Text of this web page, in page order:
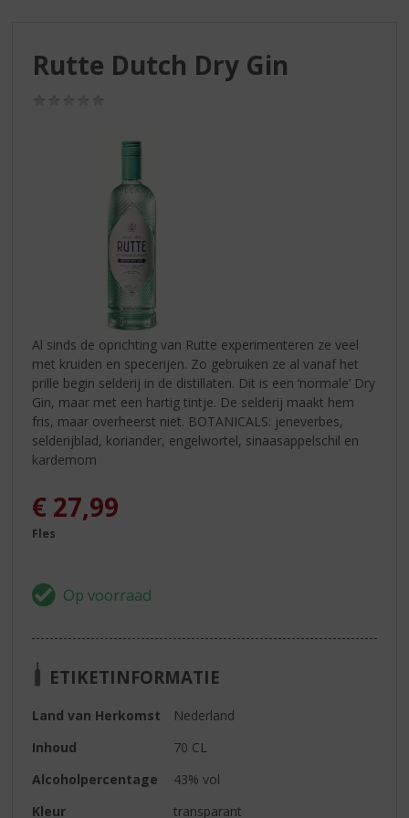
Rutte Dutch Dry Gin
Al sinds de oprichting van Rutte experimenteren ze veel
met kruiden en specerijen. Zo gebruiken ze al vanaf het
prille begin selderij in de distillaten. Dit is een ‘normale’ Dry
Gin, maar met een hartig tintje. De selderij maakt hem
fris, maar overheerst niet. BOTANICALS: jeneverbes,
selderijblad, koriander, engelwortel, sinaasappelschil en
kardemom
€ 27,99
Fles
ETIKETINFORMATIE
Land van Herkomst
Nederland
Inhoud
70 CL
Alcoholpercentage
43% vol
Kleur
transparant